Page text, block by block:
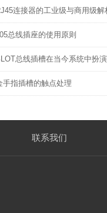
连接器的工业级与商用级解
总线插座的使用原则
总线插槽在当今系统中扮
手指插槽的触点处理
联系我们